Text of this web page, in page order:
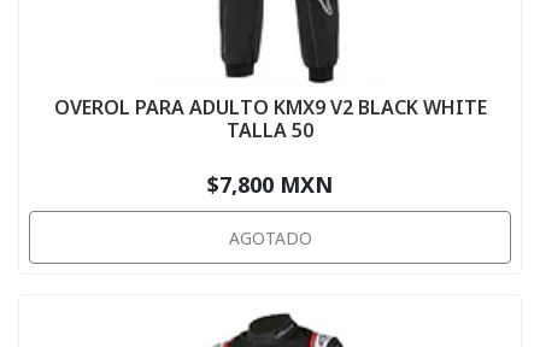
OVEROL PARA ADULTO KMX9 V2 BLACK WHITE
TALLA 50
$7,800 MXN
AGOTADO